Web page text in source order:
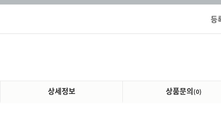
등
상세정보 상품문의(0)